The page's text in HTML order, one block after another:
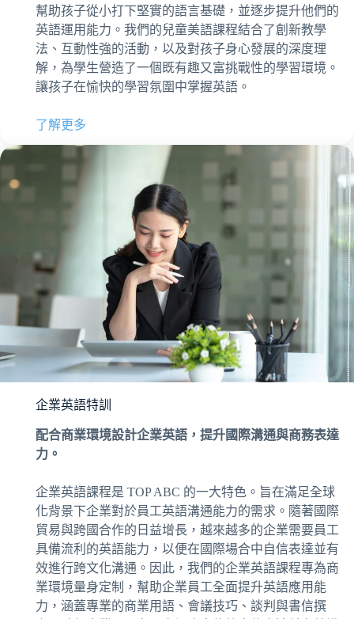
幫助孩子從小打下堅實的語言基礎，並逐步提升他們的
英語運用能力。我們的兒童美語課程結合了創新教學
法、互動性強的活動，以及對孩子身心發展的深度理
解，為學生營造了一個既有趣又富挑戰性的學習環境。
讓孩子在愉快的學習氛圍中掌握英語。
了解更多
企業英語特訓
配合商業環境設計企業英語，提升國際溝通與商務表達
力。
企業英語課程是 TOP ABC 的一大特色。旨在滿足全球
化背景下企業對於員工英語溝通能力的需求。隨著國際
貿易與跨國合作的日益增長，越來越多的企業需要員工
具備流利的英語能力，以便在國際場合中自信表達並有
效進行跨文化溝通。因此，我們的企業英語課程專為商
業環境量身定制，幫助企業員工全面提升英語應用能
力，涵蓋專業的商業用語、會議技巧、談判與書信撰